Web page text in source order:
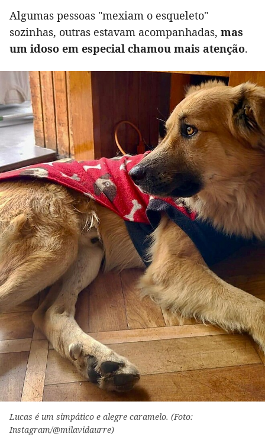
Algumas pessoas "mexiam o esqueleto"
sozinhas, outras estavam acompanhadas, mas
um idoso em especial chamou mais atenção.
Lucas é um simpático e alegre caramelo. (Foto:
Instagram/@milavidaurre)